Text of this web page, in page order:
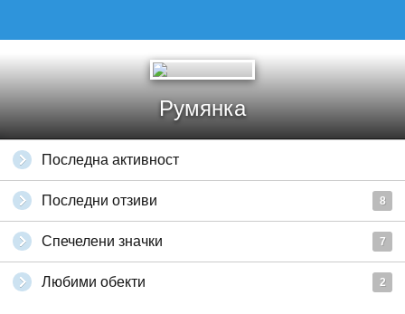
Румянка
Последна активност
Последни отзиви 8
Спечелени значки 7
Любими обекти 2